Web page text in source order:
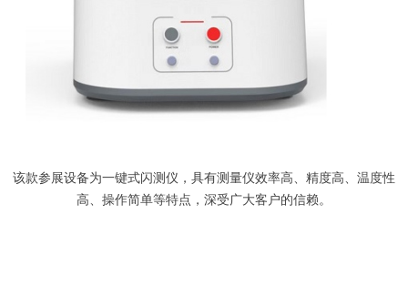
该款参展设备为一键式闪测仪，具有测量仪效率高、精度高、温度性
高、操作简单等特点，深受广大客户的信赖。